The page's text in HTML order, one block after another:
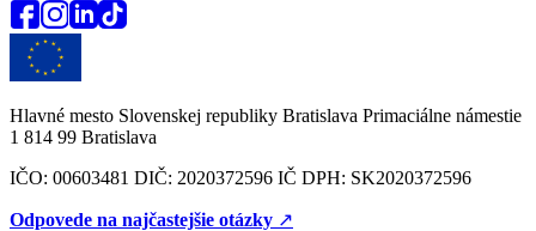
Hlavné mesto Slovenskej republiky Bratislava Primaciálne námestie
1 814 99 Bratislava
IČO: 00603481 DIČ: 2020372596 IČ DPH: SK2020372596
Odpovede na najčastejšie otázky ↗︎